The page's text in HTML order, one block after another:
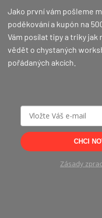
Jako první vám pošleme
poděkování a kupón na
Vám posílat tipy a triky
vědět o chystaných
pořádaných akcích.
CHCI
Zásady